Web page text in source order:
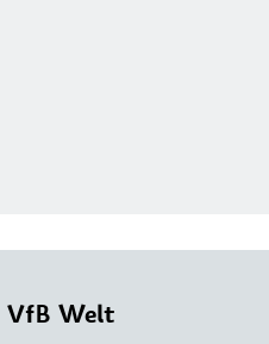
VfB Welt